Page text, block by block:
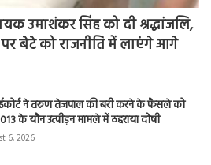
उमाशंकर सिंह को दी श्रद्धांजलि,
बेटे को राजनीति में लाएंगे आगे
ने तरुण तेजपाल की बरी करने के फैसले को
के यौन उत्पीड़न मामले में ठहराया दोषी
6, 2026